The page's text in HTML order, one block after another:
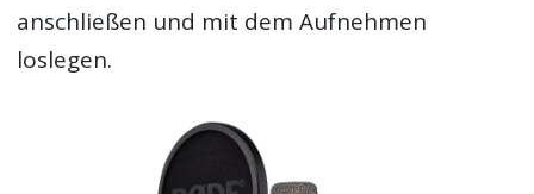
anschließen und mit dem Aufnehmen
loslegen.